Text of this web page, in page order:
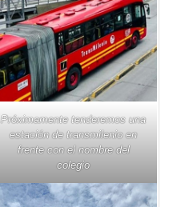
Próximamente tenderemos una
estación de transmilenio en
frente con el nombre del
colegio